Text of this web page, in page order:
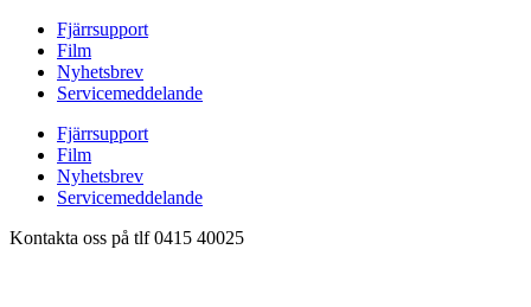
Hoppa
innehåll
Fjärrsupport
Film
Nyhetsbrev
Servicemeddelande
Fjärrsupport
Film
Nyhetsbrev
Servicemeddelande
Kontakta oss på tlf 0415 40025